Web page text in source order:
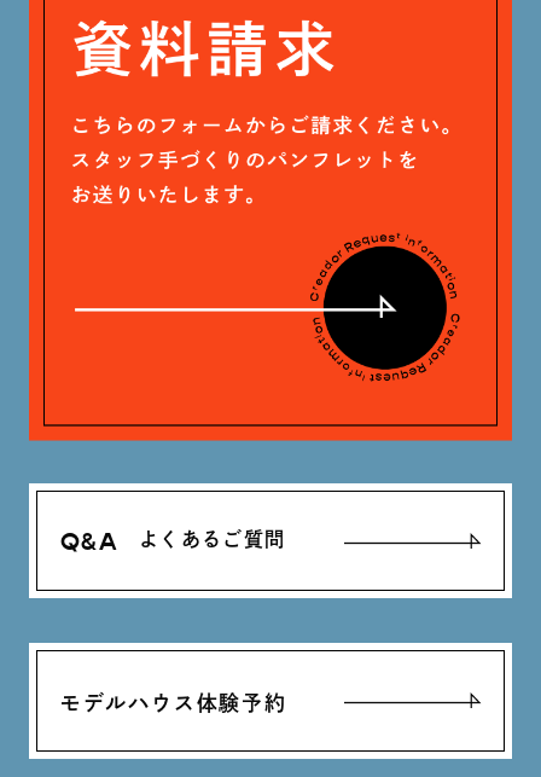
戸田 好紀 (81)
木村 珠梨音 (101)
神定 龍杜 (13)
Q&A よくあるご質問
モデルハウス体験予約